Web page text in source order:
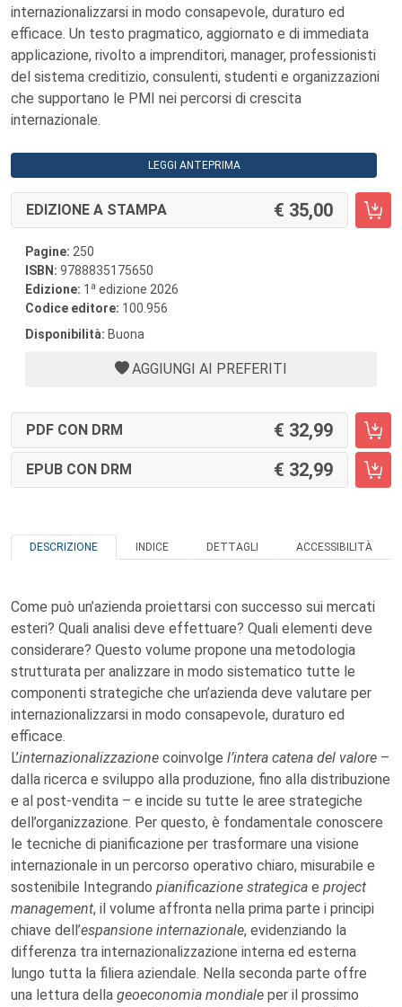
internazionalizzarsi in modo consapevole, duraturo ed
efficace. Un testo pragmatico, aggiornato e di immediata
applicazione, rivolto a imprenditori, manager, professionisti
del sistema creditizio, consulenti, studenti e organizzazioni
che supportano le PMI nei percorsi di crescita
internazionale.
LEGGI ANTEPRIMA
EDIZIONE A STAMPA 35,00
Pagine: 250
ISBN: 9788835175650
Edizione: 1 a edizione 2026
Codice editore: 100.956
Disponibilità: Buona
AGGIUNGI AI PREFERITI
PDF CON DRM 32,99
EPUB CON DRM 32,99
DESCRIZIONE INDICE DETTAGLI ACCESSIBILITÀ
Come può un’azienda proiettarsi con successo sui mercati
esteri? Quali analisi deve effettuare? Quali elementi deve
considerare? Questo volume propone una metodologia
strutturata per analizzare in modo sistematico tutte le
componenti strategiche che un’azienda deve valutare per
internazionalizzarsi in modo consapevole, duraturo ed
efficace.
L’internazionalizzazione coinvolge l’intera catena del valore –
dalla ricerca e sviluppo alla produzione, fino alla distribuzione
e al post-vendita – e incide su tutte le aree strategiche
dell’organizzazione. Per questo, è fondamentale conoscere
le tecniche di pianificazione per trasformare una visione
internazionale in un percorso operativo chiaro, misurabile e
sostenibile Integrando pianificazione strategica e project
management, il volume affronta nella prima parte i principi
chiave dell’espansione internazionale, evidenziando la
differenza tra internazionalizzazione interna ed esterna
lungo tutta la filiera aziendale. Nella seconda parte offre
una lettura della geoeconomia mondiale per il prossimo